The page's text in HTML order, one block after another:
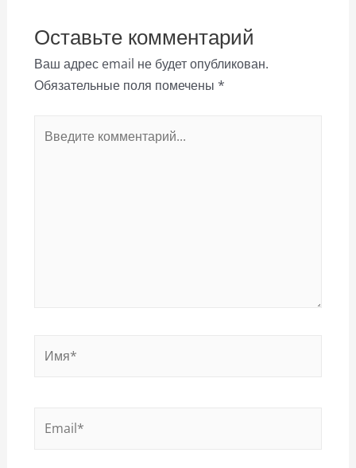
Оставьте комментарий
Ваш адрес email не будет опубликован.
Обязательные поля помечены *
комментарий...